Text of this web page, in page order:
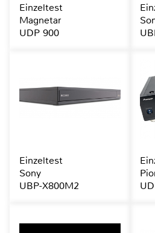
Einzeltest
Magnetar
UDP 900
Einzeltest
Sony
UBP-X800M2